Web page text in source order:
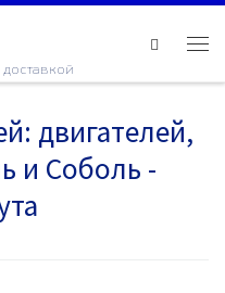
доставкой
двигателей,
и Соболь -